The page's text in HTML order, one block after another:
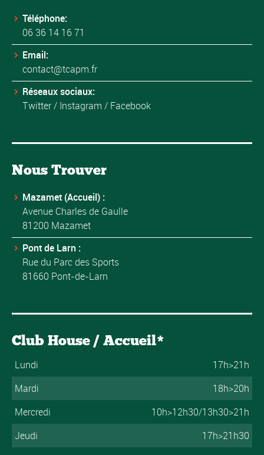
Téléphone:
06 36 14 16 71
Email:
contact@tcapm.fr
Réseaux sociaux:
Twitter/ Instagram / Facebook
Nous Trouver
Mazamet (Accueil) :
Avenue Charles de Gaulle
81200 Mazamet
Pont de Larn :
Rue du Parc des Sports
81660 Pont-de-Larn
Club House / Accueil*
Lundi
17h>21h
Mardi
18h>20h
Mercredi
10h>12h30/13h30>21h
Jeudi
17h>21h30